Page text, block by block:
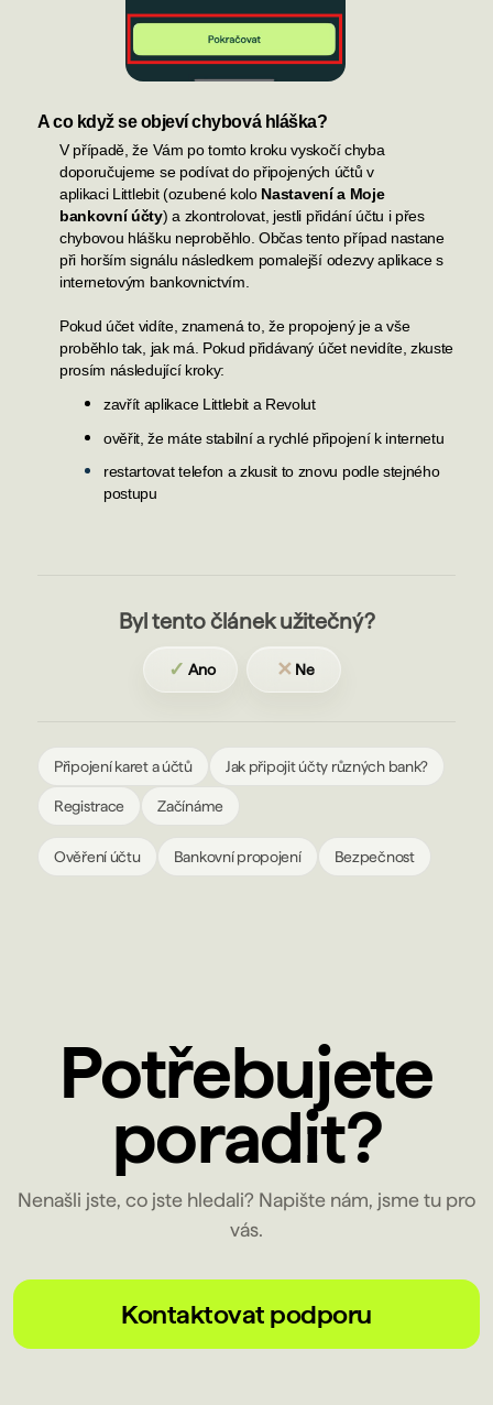
A co když se objeví chybová hláška?
V případě, že Vám po tomto kroku vyskočí chyba
doporučujeme se podívat do připojených účtů v
aplikaci Littlebit(ozubené kolo Nastavení a Moje
bankovní účty) a zkontrolovat, jestli přidání účtu i přes
chybovou hlášku neproběhlo. Občas tento případ nastane
při horším signálu následkem pomalejší odezvy aplikace s
internetovým bankovnictvím.
Pokud účet vidíte, znamená to, že propojený je a vše
proběhlo tak, jak má. Pokud přidávaný účet nevidíte, zkuste
prosím následující kroky:
zavřít aplikace Littlebit a Revolut
ověřit, že máte stabilní a rychlé připojení k internetu
restartovat telefon a zkusit to znovu podle stejného
postupu
Byl tento článek užitečný?
✓ Ano ✕ Ne
Připojení karet a účtů Jak připojit účty různých bank?
Registrace Začínáme
Ověření účtu Bankovní propojení Bezpečnost
Potřebujete
poradit?
Nenašli jste, co jste hledali? Napište nám, jsme tu pro
vás.
Kontaktovat podporu